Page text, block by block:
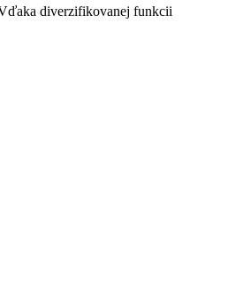
diverzifikovanej funkcii